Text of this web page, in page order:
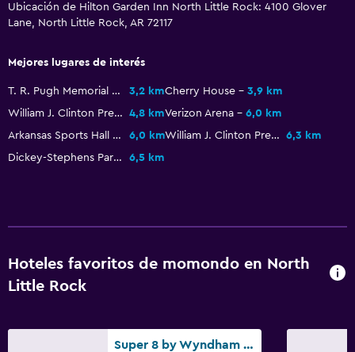
Zona de trabajo
Fax/fotocopiadora
Escritorio
Bar/lounge
Habitación
Sofá cama
Ubicación de Hilton Garden Inn North Little Rock: 4100 Glover
Lane, North Little Rock, AR 72117
Mejores lugares de interés
T. R. Pugh Memorial Park 3,2 kmCherry House
3,9 km
William J. Clinton Presidential Library & Museum
4,8 kmVerizon Arena
6,0 km
Arkansas Sports Hall of Fame
6,0 km William J. Clinton Presidential Library
6,3 km
Dickey-Stephens Park
6,5 km
Hoteles favoritos de momondo en North
Little Rock
Super 8 by Wyndham North Little Rock/McCain